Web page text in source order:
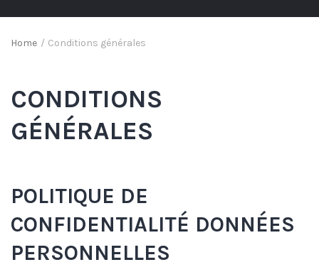
Home / Conditions générales
CONDITIONS
GÉNÉRALES
POLITIQUE DE
CONFIDENTIALITÉ DONNÉES
PERSONNELLES